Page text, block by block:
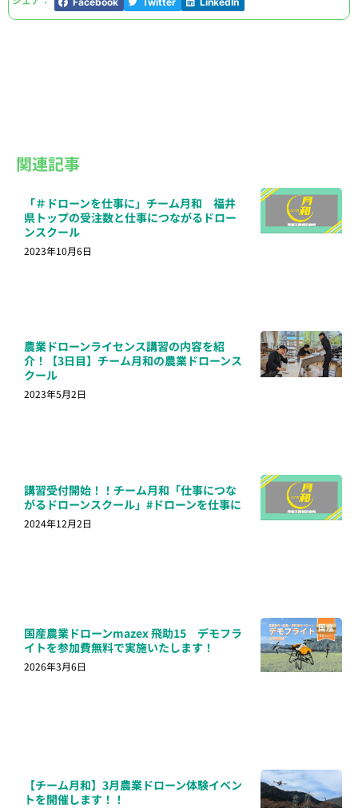
関連記事
「＃ドローンを仕事に」チーム月和 福井
県トップの受注数と仕事につながるドロー
ンスクール
2023年10月6日
農業ドローンライセンス講習の内容を紹
介！【3日目】チーム月和の農業ドローンス
クール
2023年5月2日
講習受付開始！！チーム月和「仕事につな
がるドローンスクール」#ドローンを仕事に
2024年12月2日
国産農業ドローンmazex 飛助15 デモフラ
イトを参加費無料で実施いたします！
2026年3月6日
【チーム月和】3月農業ドローン体験イベン
トを開催します！！